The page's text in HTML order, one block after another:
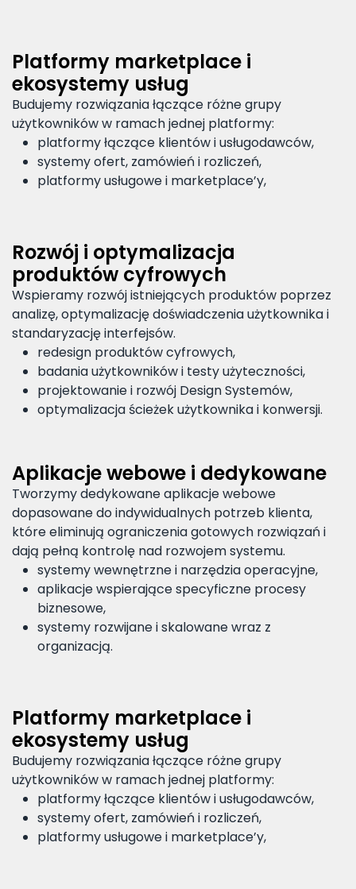
Platformy marketplace i
ekosystemy usług
Budujemy rozwiązania łączące różne grupy
użytkowników w ramach jednej platformy:
platformy łączące klientów i usługodawców,
systemy ofert, zamówień i rozliczeń,
platformy usługowe i marketplace’y,
Rozwój i optymalizacja
produktów cyfrowych
Wspieramy rozwój istniejących produktów poprzez
analizę, optymalizację doświadczenia użytkownika i
standaryzację interfejsów.
redesign produktów cyfrowych,
badania użytkowników i testy użyteczności,
projektowanie i rozwój Design Systemów,
optymalizacja ścieżek użytkownika i konwersji.
Aplikacje webowe i dedykowane
Tworzymy dedykowane aplikacje webowe
dopasowane do indywidualnych potrzeb klienta,
które eliminują ograniczenia gotowych rozwiązań i
dają pełną kontrolę nad rozwojem systemu.
systemy wewnętrzne i narzędzia operacyjne,
aplikacje wspierające specyficzne procesy
biznesowe,
systemy rozwijane i skalowane wraz z
organizacją.
Platformy marketplace i
ekosystemy usług
Budujemy rozwiązania łączące różne grupy
użytkowników w ramach jednej platformy:
platformy łączące klientów i usługodawców,
systemy ofert, zamówień i rozliczeń,
platformy usługowe i marketplace’y,